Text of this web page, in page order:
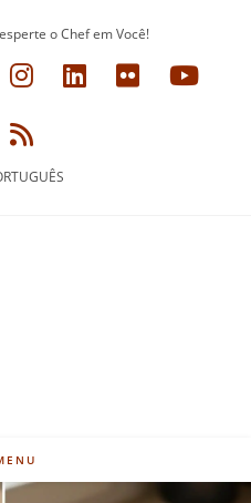
o Chef em Você!